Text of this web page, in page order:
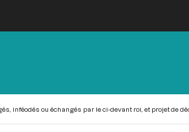
inféodés ou échangés par le ci-devant roi, et projet de